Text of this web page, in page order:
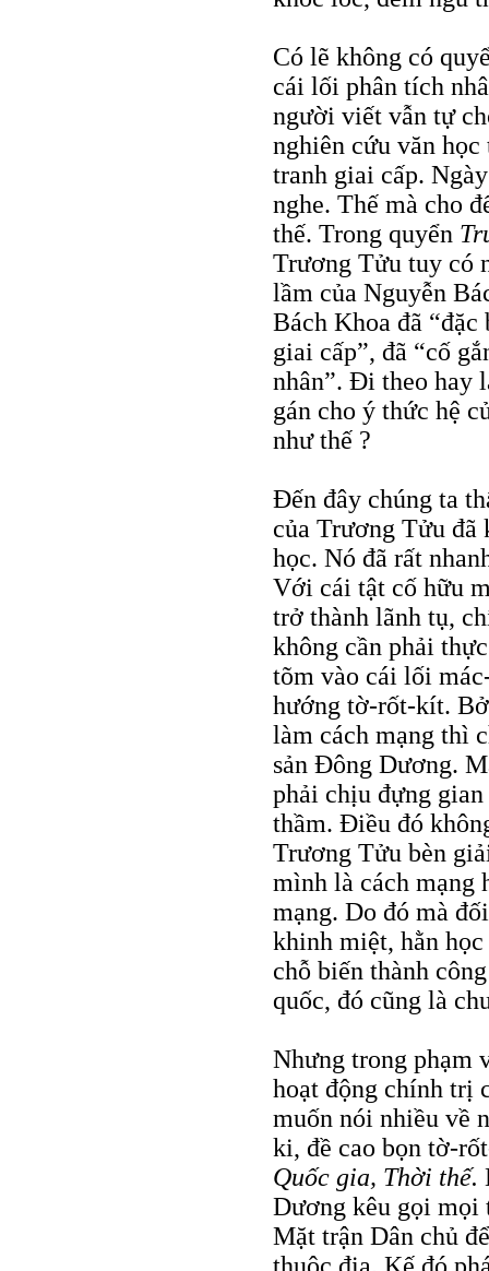
Có lẽ không có
cái lối phân tích
người viết vẫn tự
nghiên cứu văn
tranh giai cấp.
nghe. Thế mà cho
thế. Trong quyển
Trương Tửu tuy có
lầm của Nguyễn
Bách Khoa đã “đặc
giai cấp”, đã “cố
nhân”. Ði theo hay
gán cho ý thức hệ
như thế ?
Ðến đây chúng ta
của Trương Tửu đã
học. Nó đã rất
Với cái tật cố hữu
trở thành lãnh tụ,
không cần phải
tõm vào cái lối
hướng tờ-rốt-kít.
làm cách mạng thì
sản Ðông Dương.
phải chịu đựng
thầm. Ðiều đó
Trương Tửu bèn
mình là cách mạng
mạng. Do đó mà
khinh miệt, hằn
chỗ biến thành
quốc, đó cũng là
Nhưng trong phạm
hoạt động chính trị
muốn nói nhiều về
ki, đề cao bọn tờ-
Quốc gia, Thời thế.
Dương kêu gọi mọi
Mặt trận Dân chủ